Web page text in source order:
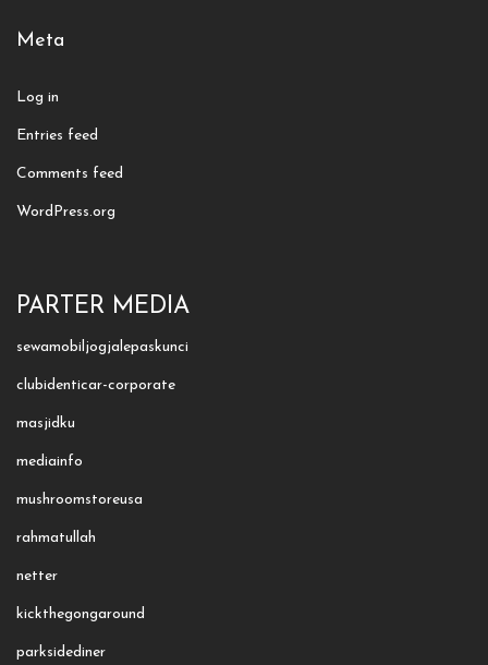
Meta
Log in
Entries feed
Comments feed
WordPress.org
PARTER MEDIA
sewamobiljogjalepaskunci
clubidenticar-corporate
masjidku
mediainfo
mushroomstoreusa
rahmatullah
netter
kickthegongaround
parksidediner